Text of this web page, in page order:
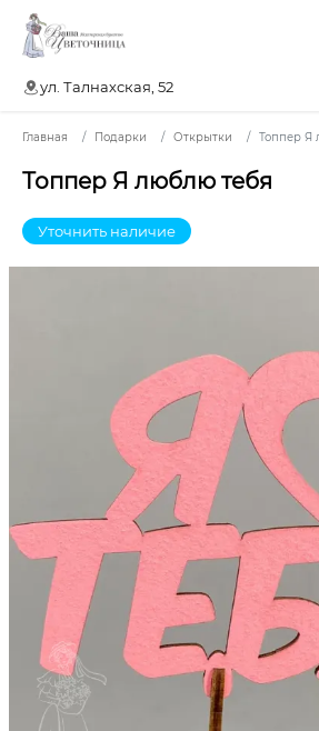
ул. Талнахская, 52
Главная Подарки Открытки Топпер Я
Топпер Я люблю тебя
Уточнить наличие